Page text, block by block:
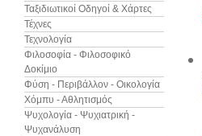
Ταξιδιωτικοί Οδηγοί & Χάρτες
Τέχνες
Τεχνολογία
Φιλοσοφία - Φιλοσοφικό
Δοκίμιο
Φύση - Περιβάλλον - Οικολογία
Χόμπυ - Αθλητισμός
Ψυχολογία - Ψυχιατρική -
Ψυχανάλυση